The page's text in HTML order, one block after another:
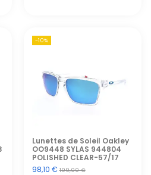
-10%
Lunettes de Soleil Oakley
OO9448 SYLAS 944804
POLISHED CLEAR-57/17
98,10 €109,00 €